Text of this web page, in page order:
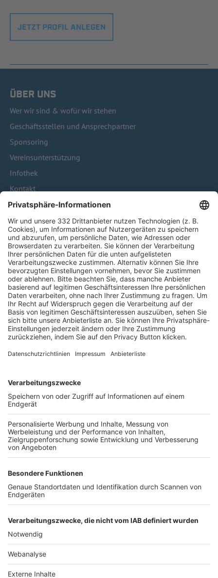
JETZT PROFIL ANLEGEN
ÜBER UNS
Wer wir sind & wofür wir stehen
Geschäftsstellen und Ansprechpartner
Sponsoring
Vereinsunterstützung
Infothek
Kontakt
HÄUFIG BESUCHTE SEITEN
Pässe und Vereinswechsel
Trainerausbildung
Schulungsangebot Vereinsmitarbeiter
BFV-Geschäftsstellen
Trainerbörse
Login SpielPlus
FOLGE DEM BFV
TOP-VEREINE
TOP-PARTNER
Nutzungsbedingungen Datenschutz Impressum